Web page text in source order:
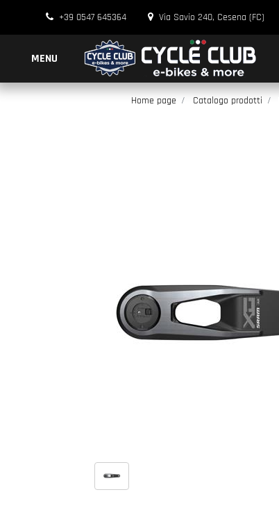
+39 0547 645364 Via Savio 240, Cesena (FC)
MENU
Home page Catalogo prodotti